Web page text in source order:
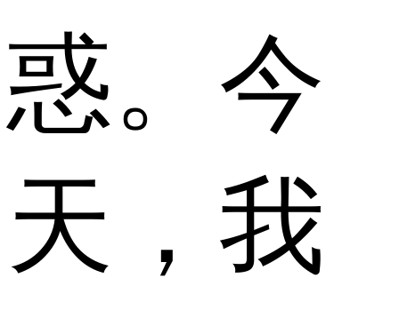
惑。今
天，我